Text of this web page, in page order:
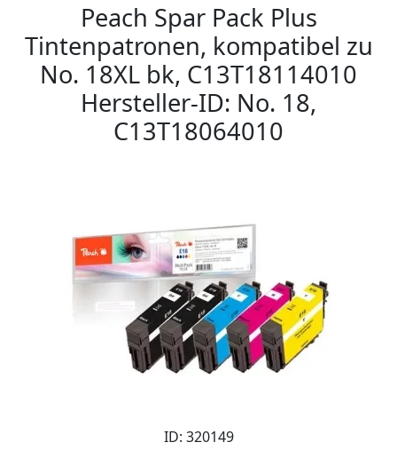
Peach Spar Pack Plus
Tintenpatronen, kompatibel zu
No. 18XL bk, C13T18114010
Hersteller-ID: No. 18,
C13T18064010
ID: 320149